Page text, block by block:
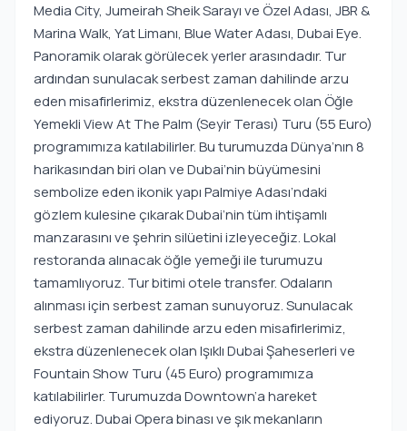
Media City, Jumeirah Sheik Sarayı ve Özel Adası, JBR &
Marina Walk, Yat Limanı, Blue Water Adası, Dubai Eye.
Panoramik olarak görülecek yerler arasındadır. Tur
ardından sunulacak serbest zaman dahilinde arzu
eden misafirlerimiz, ekstra düzenlenecek olan Öğle
Yemekli View At The Palm (Seyir Terası) Turu (55 Euro)
programımıza katılabilirler. Bu turumuzda Dünya’nın 8
harikasından biri olan ve Dubai’nin büyümesini
sembolize eden ikonik yapı Palmiye Adası’ndaki
gözlem kulesine çıkarak Dubai’nin tüm ihtişamlı
manzarasını ve şehrin silüetini izleyeceğiz. Lokal
restoranda alınacak öğle yemeği ile turumuzu
tamamlıyoruz. Tur bitimi otele transfer. Odaların
alınması için serbest zaman sunuyoruz. Sunulacak
serbest zaman dahilinde arzu eden misafirlerimiz,
ekstra düzenlenecek olan Işıklı Dubai Şaheserleri ve
Fountain Show Turu (45 Euro) programımıza
katılabilirler. Turumuzda Downtown’a hareket
ediyoruz. Dubai Opera binası ve şık mekanların